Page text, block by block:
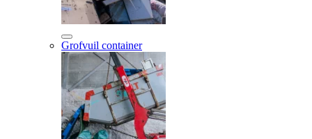
Grofvuil container